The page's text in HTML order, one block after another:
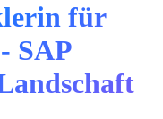
für
SAP